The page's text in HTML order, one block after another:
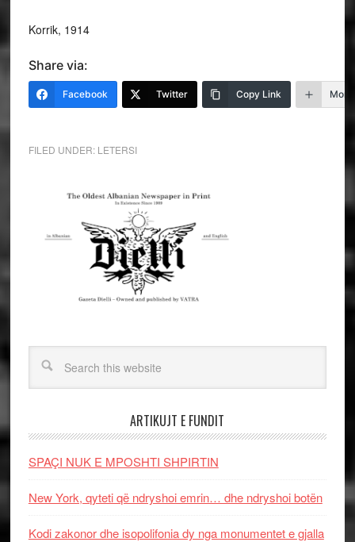
Korrik, 1914
Share via:
Facebook Twitter Copy Link More
FILED UNDER: LETERSI
ARTIKUJT E FUNDIT
SPAÇI NUK E MPOSHTI SHPIRTIN
New York, qyteti që ndryshoi emrin… dhe ndryshoi botën
Kodi zakonor dhe isopolifonia dy nga monumentet e gjalla